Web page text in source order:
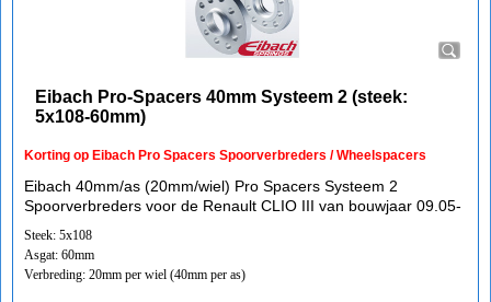
Eibach Pro-Spacers 40mm Systeem 2 (steek:
5x108-60mm)
Korting op Eibach Pro Spacers Spoorverbreders / Wheelspacers
Eibach 40mm/as (20mm/wiel) Pro Spacers Systeem 2
Spoorverbreders voor de Renault CLIO III van bouwjaar 09.05-
Steek: 5x108
Asgat: 60mm
Verbreding: 20mm per wiel (40mm per as)